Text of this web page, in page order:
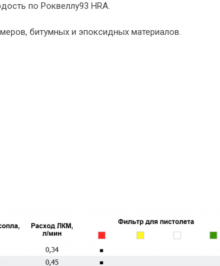
по Роквеллу93 HRA.
битумных и эпоксидных материалов.